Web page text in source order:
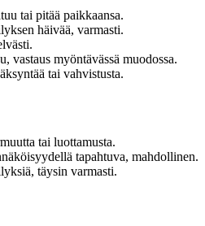
tai pitää paikkaansa.
häivää, varmasti.
vastaus myöntävässä muodossa.
tai vahvistusta.
tai luottamusta.
tapahtuva, mahdollinen.
täysin varmasti.